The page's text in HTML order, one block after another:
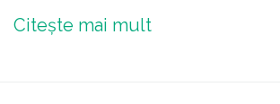
Citește mai mult